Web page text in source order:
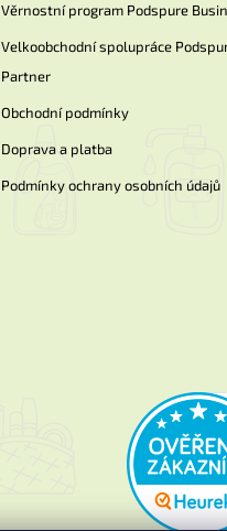
Věrnostní program Podspure
Velkoobchodní spolupráce
Partner
Obchodní podmínky
Doprava a platba
Podmínky ochrany osobních údajů